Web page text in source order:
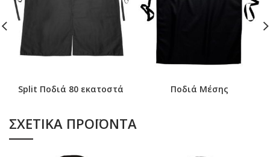
Split Ποδιά 80 εκατοστά Ποδιά Μέσης
ΣΧΕΤΙΚΆ ΠΡΟΪΌΝΤΑ